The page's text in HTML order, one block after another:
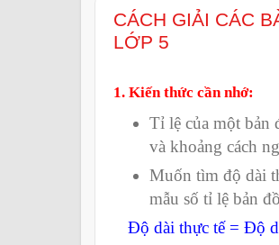
CÁCH GIẢI CÁC
LỚP 5
1. Kiến thức cần nhớ:
Tỉ lệ của một bản
và khoảng cách
Muốn tìm độ dài
mẫu số tỉ lệ bản
Độ dài thực tế = Độ